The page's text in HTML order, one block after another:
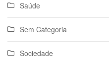
Saúde
Sem Categoria
Sociedade